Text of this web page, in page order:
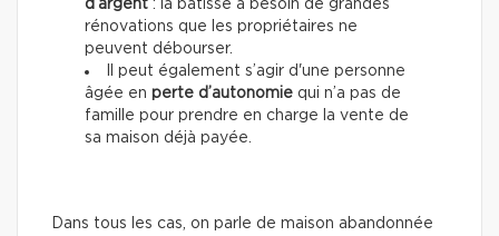
d’argent : la bâtisse a besoin de grandes
rénovations que les propriétaires ne
peuvent débourser.
Il peut également s’agir d'une personne
âgée en perte d’autonomie qui n’a pas de
famille pour prendre en charge la vente de
sa maison déjà payée.
Dans tous les cas, on parle de maison abandonnée